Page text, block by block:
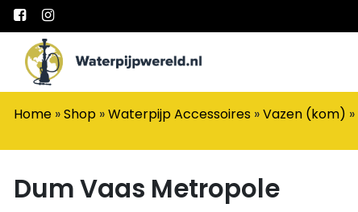
Main Navigation
Home »Shop »Waterpijp Accessoires »Vazen (kom) »
Dum Vaas Metropole